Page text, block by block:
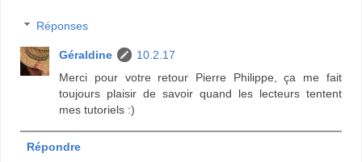
Réponses
Géraldine
10.2.17
Merci pour votre retour Pierre Philippe, ça me fait
toujours plaisir de savoir quand les lecteurs tentent
mes tutoriels :)
Répondre